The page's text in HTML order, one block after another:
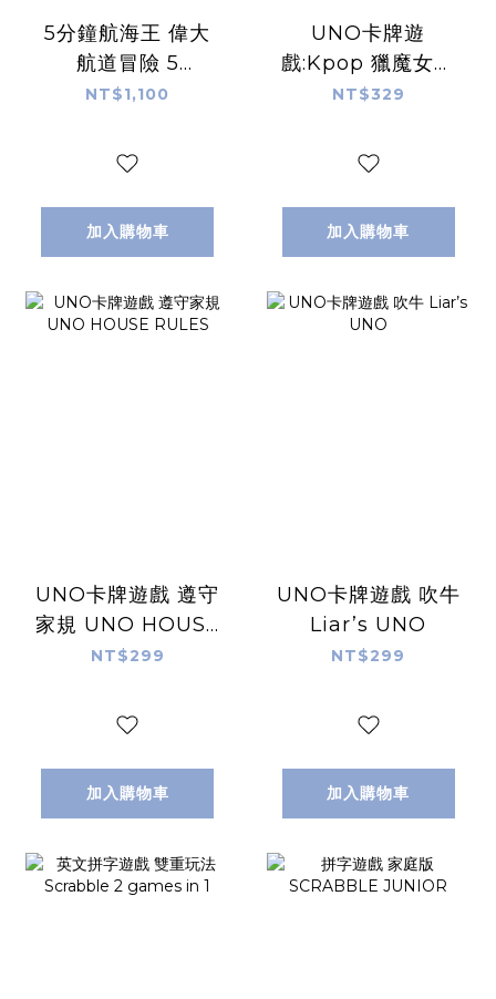
5分鐘航海王 偉大
航道冒險 5
minute one
adventures on
NT$1,100
加入購物車
UNO卡牌遊
戲:Kpop 獵魔女團
UNO KPOP
HUNTERS
NT$329
加入購物車
UNO卡牌遊戲 遵守
家規 UNO HOUSE
RULES
NT$299
加入購物車
UNO卡牌遊戲 吹牛
Liar’s UNO
NT$299
加入購物車